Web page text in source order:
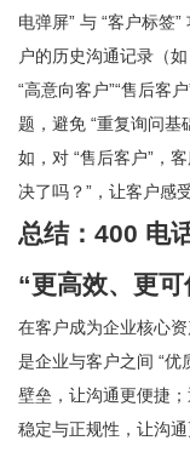
电弹屏” 与 “客户标
户的历史沟通记录（
“高意向客户”“售后客
题，避免 “重复询问基
如，对 “售后客户”，
决了吗？”，让客户感受
总结：400 电
“更高效、更
在客户成为企业核心
是企业与客户之间 “优
壁垒，让沟通更便捷
稳定与正规性，让沟